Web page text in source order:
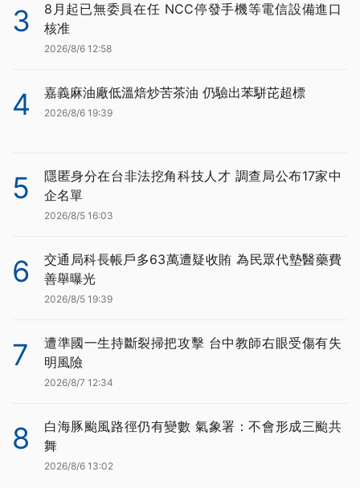
3
8月起已無委員在任 NCC停發手機等電信設備進口
核准
2026/8/6 12:58
4 嘉義麻油廠低溫焙炒苦茶油 仍驗出苯駢芘超標
2026/8/6 19:39
5
隱匿身分在台非法挖角科技人才 調查局公布17家中
企名單
2026/8/5 16:03
6
交通局科長帳戶多63萬遭疑收賄 為民眾代墊醫藥費
善舉曝光
2026/8/5 19:39
7
遭準國一生持斷裂掃把攻擊 台中教師右眼受傷有失
明風險
2026/8/7 12:34
8
白海豚颱風路徑仍有變數 氣象署：不會形成三颱共
舞
2026/8/6 13:02